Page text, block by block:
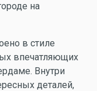
на
в стиле
впечатляющих
Внутри
деталей,